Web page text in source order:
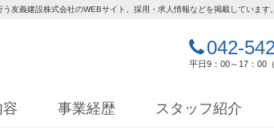
友義建設株式会社のWEBサイト。採用・求人情報などを掲載しています。
042-
平日9：00～17：00
事業経歴 スタッフ紹介